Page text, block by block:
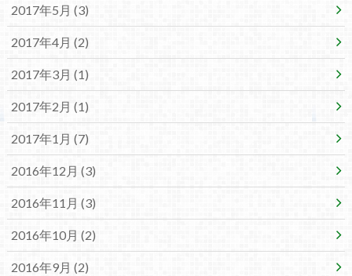
2017年5月 (3)
2017年4月 (2)
2017年3月 (1)
2017年2月 (1)
2017年1月 (7)
2016年12月 (3)
2016年11月 (3)
2016年10月 (2)
2016年9月 (2)